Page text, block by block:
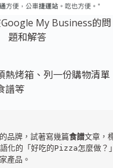
My Business的問
題和解答
熱烤箱、列一份購物清單
譜等
品牌，試著寫幾篇食譜文章，
化的「好吃的Pizza怎麼做？
產品。